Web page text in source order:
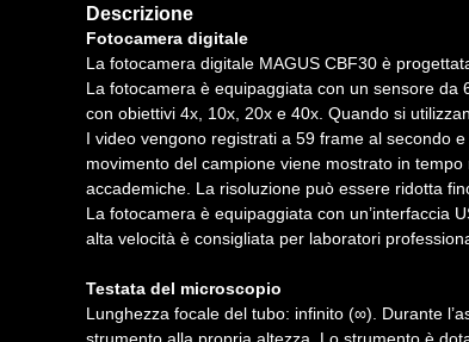
Descrizione
Fotocamera digitale
La fotocamera digitale MAGUS CBF30 è
La fotocamera è equipaggiata con un sensore
con obiettivi 4x, 10x, 20x e 40x. Quando si
I video vengono registrati a 59 frame al secondo
movimento del campione viene mostrato in
accademiche. La risoluzione può essere ridotta
La fotocamera è equipaggiata con un’interfaccia
alta velocità è consigliata per laboratori
Testata del microscopio
Lunghezza focale del tubo: infinito (∞). Durante